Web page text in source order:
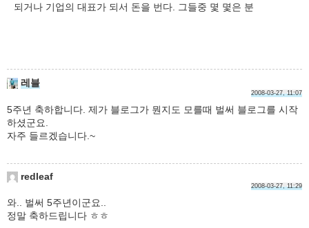
되거나 기업의 대표가 되서 돈을 번다. 그들중 몇 몇은 분
레블
2008-03-27, 11:07
5주년 축하합니다. 제가 블로그가 뭔지도 모를때 벌써 블로그를 시작
하셨군요.
자주 들르겠습니다.~
redleaf
2008-03-27, 11:29
와.. 벌써 5주년이군요..
정말 축하드립니다 ㅎㅎ